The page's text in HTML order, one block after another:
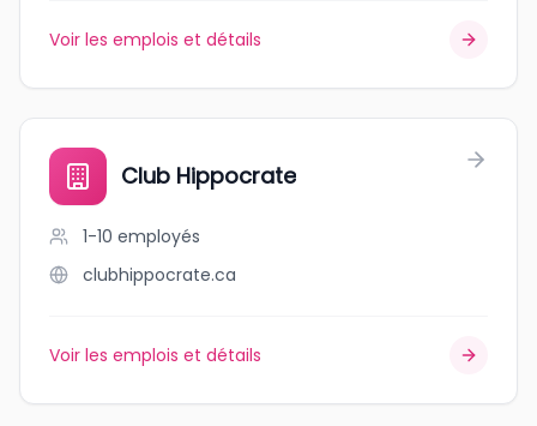
Voir les emplois et détails
Club Hippocrate
1-10 employés
clubhippocrate.ca
Voir les emplois et détails